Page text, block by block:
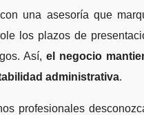
una asesoría que
los plazos de
Así,el negocio
administrativa.
profesionales